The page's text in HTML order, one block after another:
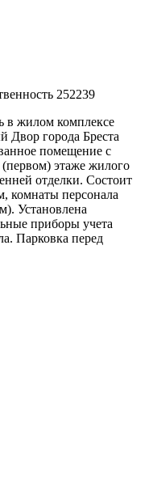
252239
в жилом комплексе
города Бреста
помещение с
этаже жилого
отделки. Состоит
комнаты персонала
Установлена
приборы учета
Парковка перед